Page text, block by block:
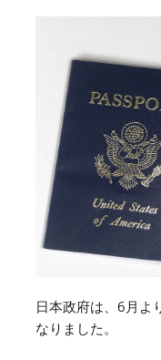
日本政府は、6月よ
なりました。